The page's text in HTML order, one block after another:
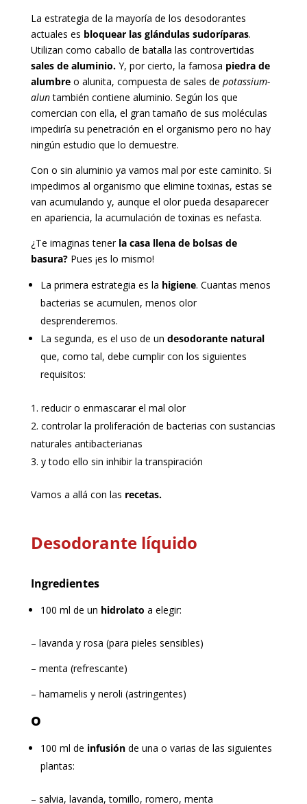
La estrategia de la mayoría de los desodorantes
actuales es bloquear las glándulas sudoríparas.
Utilizan como caballo de batalla las controvertidas
sales de aluminio.Y, por cierto, la famosa piedra de
alumbre o alunita, compuesta de sales de potassium-
aluntambién contiene aluminio. Según los que
comercian con ella, el gran tamaño de sus moléculas
impediría su penetración en el organismo pero no hay
ningún estudio que lo demuestre.
Con o sin aluminio ya vamos mal por este caminito. Si
impedimos al organismo que elimine toxinas, estas se
van acumulando y, aunque el olor pueda desaparecer
en apariencia, la acumulación de toxinas es nefasta.
¿Te imaginas tenerla casa llena de bolsas de
basura? Pues ¡es lo mismo!
La primera estrategia es la higiene. Cuantas menos
bacterias se acumulen, menos olor
desprenderemos.
La segunda, es el uso de un desodorante natural
que, como tal, debe cumplir con los siguientes
requisitos:
reducir o enmascarar el mal olor
controlar la proliferación de bacterias con sustancias
naturales antibacterianas
y todo ello sin inhibir la transpiración
Vamos a allá con las recetas.
Desodorante líquido
Ingredientes
100 ml de un hidrolato a elegir:
– lavanda y rosa (para pieles sensibles)
– menta (refrescante)
– hamamelis y neroli (astringentes)
o
100 ml de infusiónde una o varias de las siguientes
plantas:
– salvia, lavanda, tomillo, romero, menta